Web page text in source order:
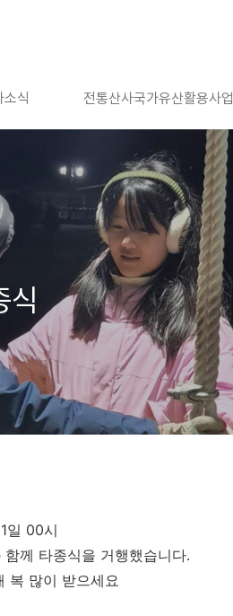
소식 전통산사국가유산활용사업
식
일 00시
께 타종식을 거행했습니다.
복 많이 받으세요